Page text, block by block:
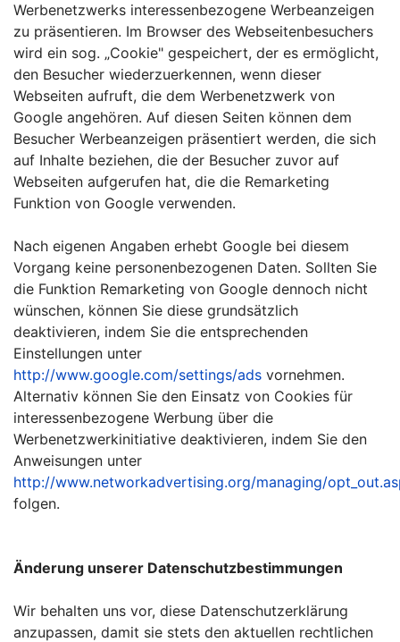
Werbenetzwerks interessenbezogene Werbeanzeigen
zu präsentieren. Im Browser des Webseitenbesuchers
wird ein sog. „Cookie" gespeichert, der es ermöglicht,
den Besucher wiederzuerkennen, wenn dieser
Webseiten aufruft, die dem Werbenetzwerk von
Google angehören. Auf diesen Seiten können dem
Besucher Werbeanzeigen präsentiert werden, die sich
auf Inhalte beziehen, die der Besucher zuvor auf
Webseiten aufgerufen hat, die die Remarketing
Funktion von Google verwenden.
Nach eigenen Angaben erhebt Google bei diesem
Vorgang keine personenbezogenen Daten. Sollten Sie
die Funktion Remarketing von Google dennoch nicht
wünschen, können Sie diese grundsätzlich
deaktivieren, indem Sie die entsprechenden
Einstellungen unter
http://www.google.com/settings/ads vornehmen.
Alternativ können Sie den Einsatz von Cookies für
interessenbezogene Werbung über die
Werbenetzwerkinitiative deaktivieren, indem Sie den
Anweisungen unter
http://www.networkadvertising.org/managing/
folgen.
Änderung unserer Datenschutzbestimmungen
Wir behalten uns vor, diese Datenschutzerklärung
anzupassen, damit sie stets den aktuellen rechtlichen